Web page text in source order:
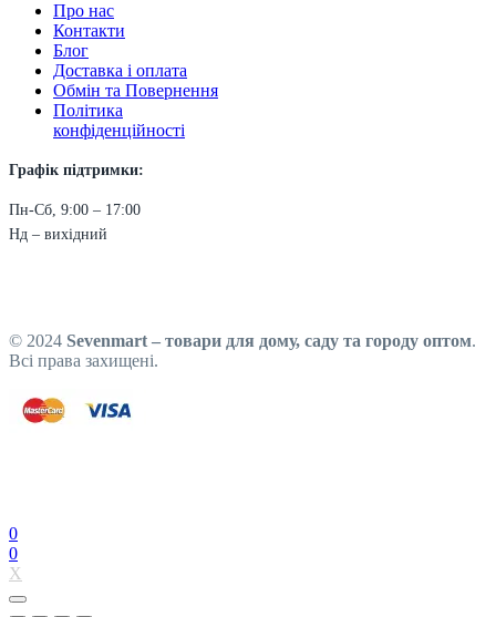
Про нас
Контакти
Блог
Доставка і оплата
Обмін та Повернення
Політика
конфіденційності
Графік підтримки:
Пн-Сб, 9:00 – 17:00
Нд – вихідний
© 2024 Sevenmart – товари для дому, саду та городу оптом.
Всі права захищені.
0
0
X